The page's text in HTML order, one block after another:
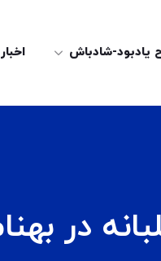
یادبود-شادباش اخبار
در